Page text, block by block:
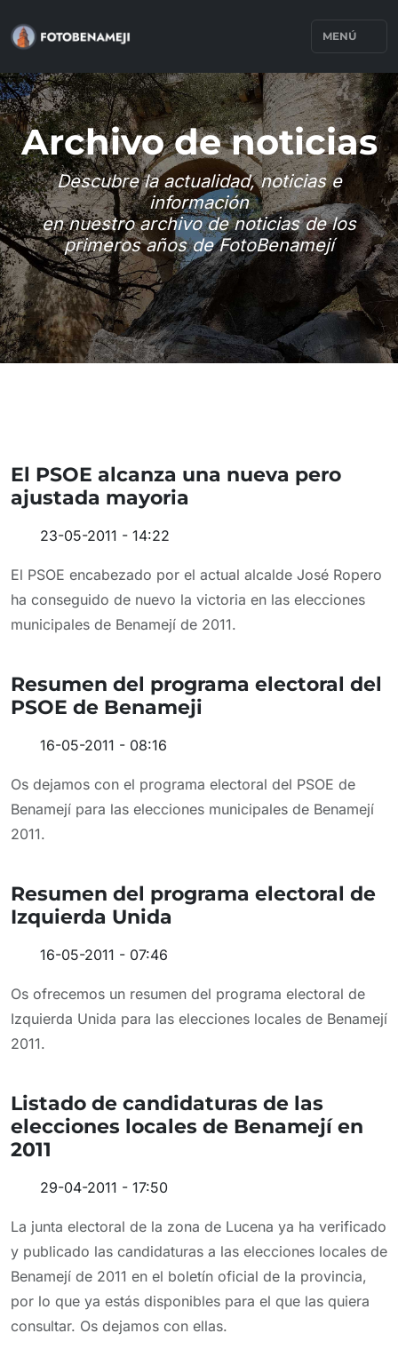
MENÚ
Archivo de noticias
Descubre la actualidad, noticias e
información
en nuestro archivo de noticias de los
primeros años de FotoBenamejí
El PSOE alcanza una nueva pero
ajustada mayoria
23-05-2011 - 14:22
El PSOE encabezado por el actual alcalde José Ropero
ha conseguido de nuevo la victoria en las elecciones
municipales de Benamejí de 2011.
Resumen del programa electoral del
PSOE de Benameji
16-05-2011 - 08:16
Os dejamos con el programa electoral del PSOE de
Benamejí para las elecciones municipales de Benamejí
2011.
Resumen del programa electoral de
Izquierda Unida
16-05-2011 - 07:46
Os ofrecemos un resumen del programa electoral de
Izquierda Unida para las elecciones locales de Benamejí
2011.
Listado de candidaturas de las
elecciones locales de Benamejí en
2011
29-04-2011 - 17:50
La junta electoral de la zona de Lucena ya ha verificado
y publicado las candidaturas a las elecciones locales de
Benamejí de 2011 en el boletín oficial de la provincia,
por lo que ya estás disponibles para el que las quiera
consultar. Os dejamos con ellas.